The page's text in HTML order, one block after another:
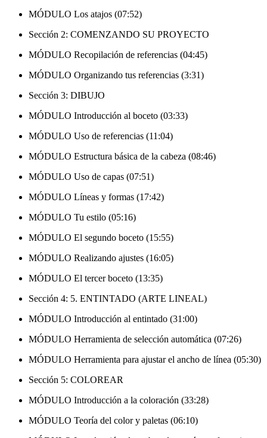
MÓDULO Los atajos (07:52)
Sección 2: COMENZANDO SU PROYECTO
MÓDULO Recopilación de referencias (04:45)
MÓDULO Organizando tus referencias (3:31)
Sección 3: DIBUJO
MÓDULO Introducción al boceto (03:33)
MÓDULO Uso de referencias (11:04)
MÓDULO Estructura básica de la cabeza (08:46)
MÓDULO Uso de capas (07:51)
MÓDULO Líneas y formas (17:42)
MÓDULO Tu estilo (05:16)
MÓDULO El segundo boceto (15:55)
MÓDULO Realizando ajustes (16:05)
MÓDULO El tercer boceto (13:35)
Sección 4: 5. ENTINTADO (ARTE LINEAL)
MÓDULO Introducción al entintado (31:00)
MÓDULO Herramienta de selección automática (07:26)
MÓDULO Herramienta para ajustar el ancho de línea (05:30)
Sección 5: COLOREAR
MÓDULO Introducción a la coloración (33:28)
MÓDULO Teoría del color y paletas (06:10)